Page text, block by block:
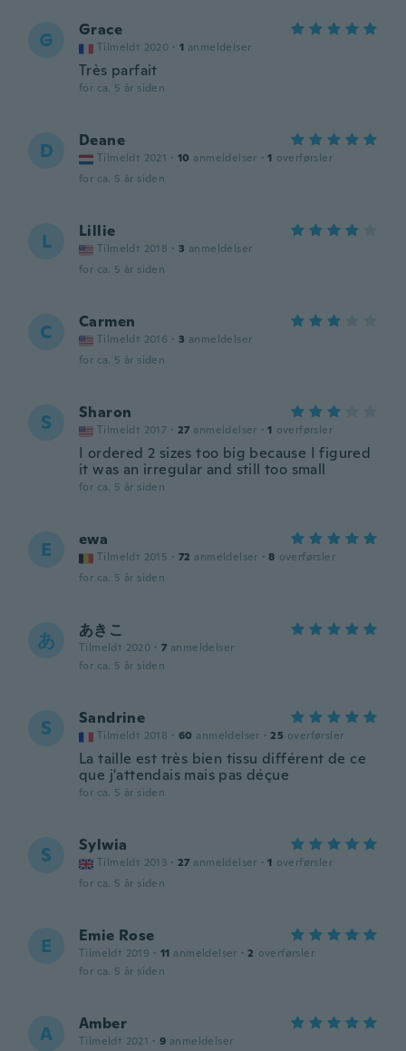
G Grace
Tilmeldt 2020 · 1 anmeldelser
Très parfait
for ca. 5 år siden
D Deane
Tilmeldt 2021 · 10 anmeldelser · 1 overførsler
for ca. 5 år siden
L Lillie
Tilmeldt 2018 · 3 anmeldelser
for ca. 5 år siden
C Carmen
Tilmeldt 2016 · 3 anmeldelser
for ca. 5 år siden
S Sharon
Tilmeldt 2017 · 27 anmeldelser · 1 overførsler
I ordered 2 sizes too big because I figured
it was an irregular and still too small
for ca. 5 år siden
E ewa
Tilmeldt 2015 · 72 anmeldelser · 8 overførsler
for ca. 5 år siden
あ あきこ
Tilmeldt 2020 · 7 anmeldelser
for ca. 5 år siden
S Sandrine
Tilmeldt 2018 · 60 anmeldelser · 25 overførsler
La taille est très bien tissu différent de ce
que j'attendais mais pas déçue
for ca. 5 år siden
S Sylwia
Tilmeldt 2013 · 27 anmeldelser · 1 overførsler
for ca. 5 år siden
E Emie Rose
Tilmeldt 2019 · 11 anmeldelser · 2 overførsler
for ca. 5 år siden
A Amber
Tilmeldt 2021 · 9 anmeldelser